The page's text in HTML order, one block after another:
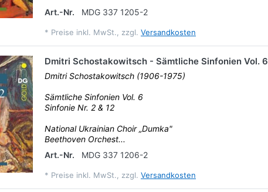
Art.-Nr.
MDG 337 1205-2
* Preise inkl. MwSt., zzgl. Versandkosten
Dmitri Schostakowitsch - Sämtliche Sinfonien Vol. 6
Dmitri Schostakowitsch (1906-1975)
Sämtliche Sinfonien Vol. 6
Sinfonie Nr. 2 & 12
National Ukrainian Choir „Dumka"
Beethoven Orchest...
Art.-Nr.
MDG 337 1206-2
* Preise inkl. MwSt., zzgl. Versandkosten